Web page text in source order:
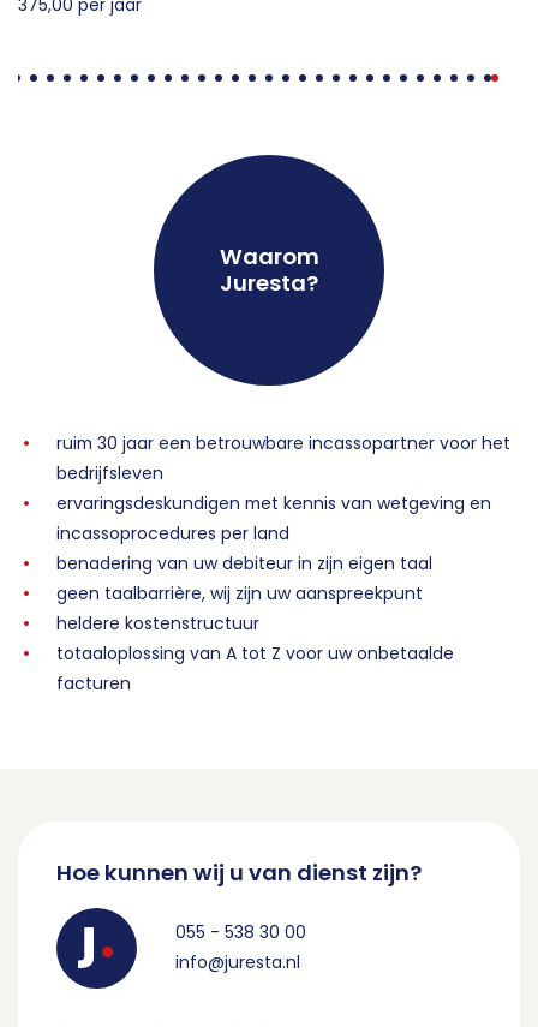
Waarom
Juresta?
ruim 30 jaar een betrouwbare incassopartner voor het
bedrijfsleven
ervaringsdeskundigen met kennis van wetgeving en
incassoprocedures per land
benadering van uw debiteur in zijn eigen taal
geen taalbarrière, wij zijn uw aanspreekpunt
heldere kostenstructuur
totaaloplossing van A tot Z voor uw onbetaalde
facturen
Hoe kunnen wij u van dienst zijn?
055 - 538 30 00
info@juresta.nl